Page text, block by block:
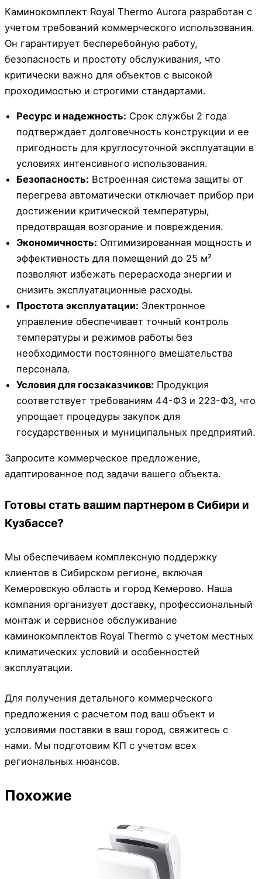
Каминокомплект Royal Thermo Aurora разработан с
учетом требований коммерческого использования.
Он гарантирует бесперебойную работу,
безопасность и простоту обслуживания, что
критически важно для объектов с высокой
проходимостью и строгими стандартами.
Ресурс и надежность: Срок службы 2 года
подтверждает долговечность конструкции и ее
пригодность для круглосуточной эксплуатации в
условиях интенсивного использования.
Безопасность: Встроенная система защиты от
перегрева автоматически отключает прибор при
достижении критической температуры,
предотвращая возгорание и повреждения.
Экономичность: Оптимизированная мощность и
эффективность для помещений до 25 м²
позволяют избежать перерасхода энергии и
снизить эксплуатационные расходы.
Простота эксплуатации: Электронное
управление обеспечивает точный контроль
температуры и режимов работы без
необходимости постоянного вмешательства
персонала.
Условия для госзаказчиков: Продукция
соответствует требованиям 44-ФЗ и 223-ФЗ, что
упрощает процедуры закупок для
государственных и муниципальных предприятий.
Запросите коммерческое предложение,
адаптированное под задачи вашего объекта.
Готовы стать вашим партнером в Сибири и
Кузбассе?
Мы обеспечиваем комплексную поддержку
клиентов в Сибирском регионе, включая
Кемеровскую область и город Кемерово. Наша
компания организует доставку, профессиональный
монтаж и сервисное обслуживание
каминокомплектов Royal Thermo с учетом местных
климатических условий и особенностей
эксплуатации.
Для получения детального коммерческого
предложения с расчетом под ваш объект и
условиями поставки в ваш город, свяжитесь с
нами. Мы подготовим КП с учетом всех
региональных нюансов.
Похожие